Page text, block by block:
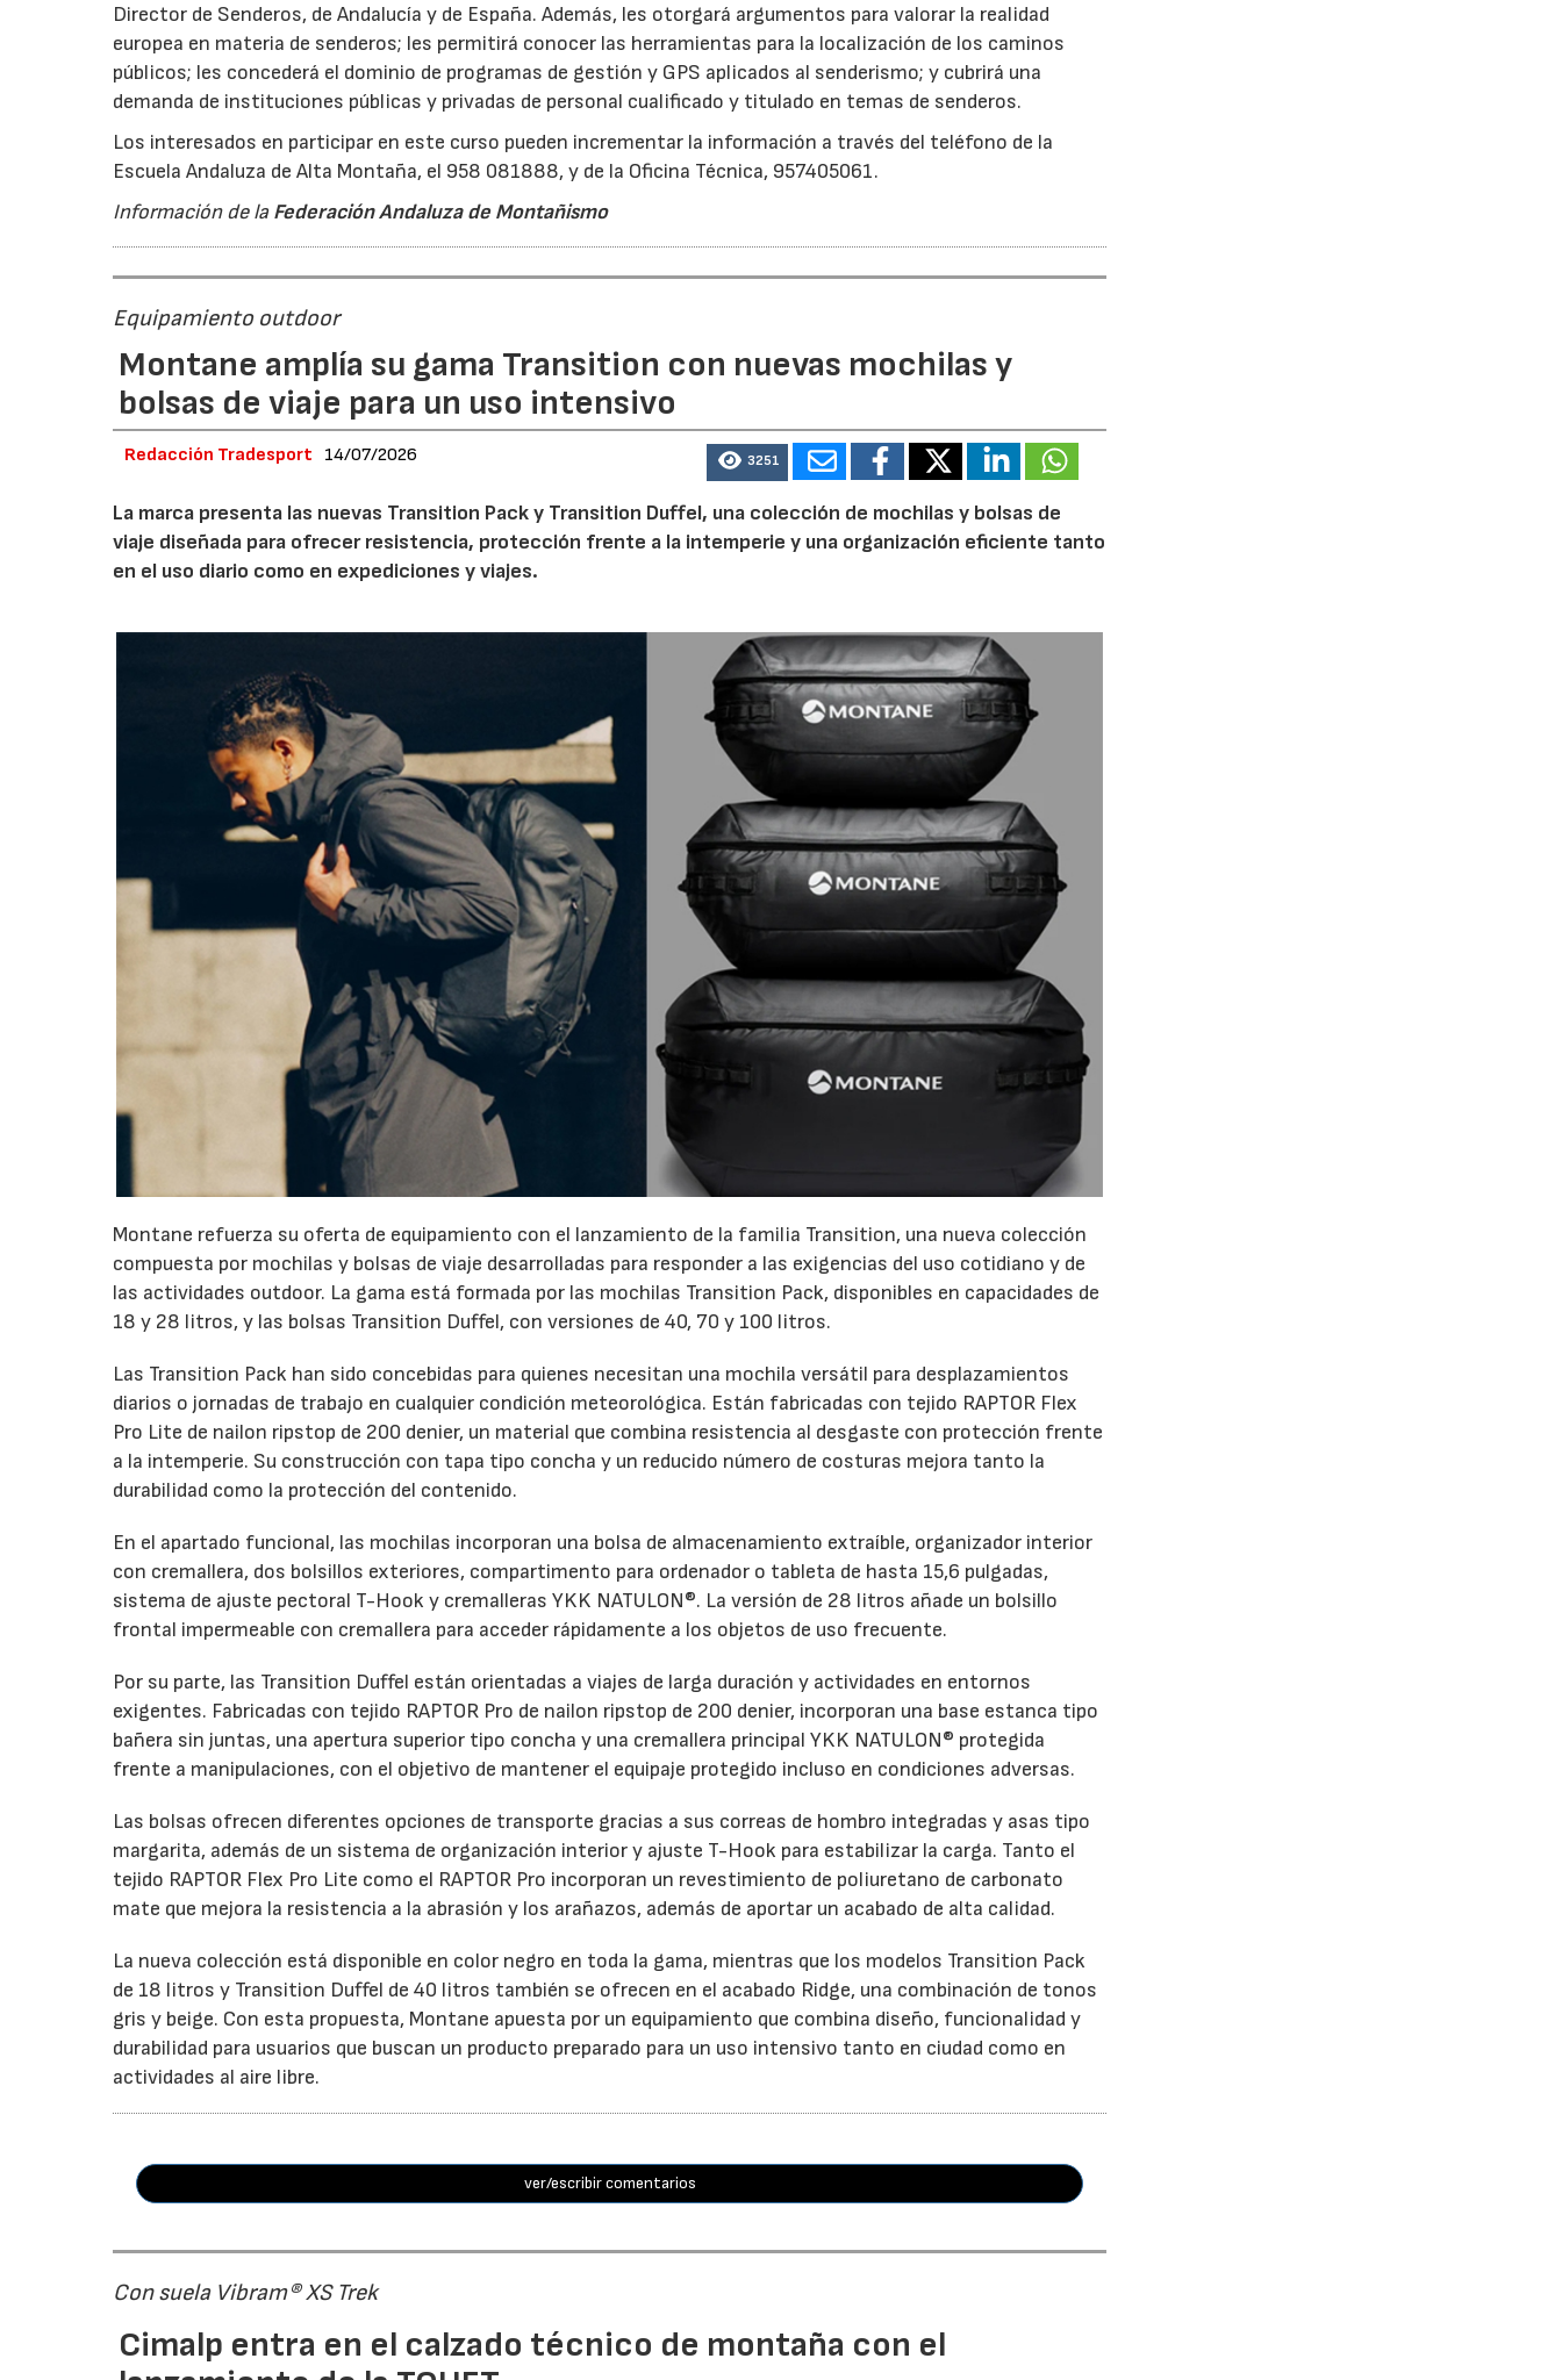
Director de Senderos, de Andalucía y de España. Además, les otorgará argumentos para valorar la realidad
europea en materia de senderos; les permitirá conocer las herramientas para la localización de los caminos
públicos; les concederá el dominio de programas de gestión y GPS aplicados al senderismo; y cubrirá una
demanda de instituciones públicas y privadas de personal cualificado y titulado en temas de senderos.
Los interesados en participar en este curso pueden incrementar la información a través del teléfono de la
Escuela Andaluza de Alta Montaña, el 958 081888, y de la Oficina Técnica, 957405061.
Información de la Federación Andaluza de Montañismo
Equipamiento outdoor
Montane amplía su gama Transition con nuevas mochilas y
bolsas de viaje para un uso intensivo
Redacción Tradesport 14/07/2026 3251
La marca presenta las nuevas Transition Pack y Transition Duffel, una colección de mochilas y bolsas de
viaje diseñada para ofrecer resistencia, protección frente a la intemperie y una organización eficiente tanto
en el uso diario como en expediciones y viajes.
Montane refuerza su oferta de equipamiento con el lanzamiento de la familia Transition, una nueva colección
compuesta por mochilas y bolsas de viaje desarrolladas para responder a las exigencias del uso cotidiano y de
las actividades outdoor. La gama está formada por las mochilas Transition Pack, disponibles en capacidades de
18 y 28 litros, y las bolsas Transition Duffel, con versiones de 40, 70 y 100 litros.
Las Transition Pack han sido concebidas para quienes necesitan una mochila versátil para desplazamientos
diarios o jornadas de trabajo en cualquier condición meteorológica. Están fabricadas con tejido RAPTOR Flex
Pro Lite de nailon ripstop de 200 denier, un material que combina resistencia al desgaste con protección frente
a la intemperie. Su construcción con tapa tipo concha y un reducido número de costuras mejora tanto la
durabilidad como la protección del contenido.
En el apartado funcional, las mochilas incorporan una bolsa de almacenamiento extraíble, organizador interior
con cremallera, dos bolsillos exteriores, compartimento para ordenador o tableta de hasta 15,6 pulgadas,
sistema de ajuste pectoral T-Hook y cremalleras YKK NATULON®. La versión de 28 litros añade un bolsillo
frontal impermeable con cremallera para acceder rápidamente a los objetos de uso frecuente.
Por su parte, las Transition Duffel están orientadas a viajes de larga duración y actividades en entornos
exigentes. Fabricadas con tejido RAPTOR Pro de nailon ripstop de 200 denier, incorporan una base estanca tipo
bañera sin juntas, una apertura superior tipo concha y una cremallera principal YKK NATULON® protegida
frente a manipulaciones, con el objetivo de mantener el equipaje protegido incluso en condiciones adversas.
Las bolsas ofrecen diferentes opciones de transporte gracias a sus correas de hombro integradas y asas tipo
margarita, además de un sistema de organización interior y ajuste T-Hook para estabilizar la carga. Tanto el
tejido RAPTOR Flex Pro Lite como el RAPTOR Pro incorporan un revestimiento de poliuretano de carbonato
mate que mejora la resistencia a la abrasión y los arañazos, además de aportar un acabado de alta calidad.
La nueva colección está disponible en color negro en toda la gama, mientras que los modelos Transition Pack
de 18 litros y Transition Duffel de 40 litros también se ofrecen en el acabado Ridge, una combinación de tonos
gris y beige. Con esta propuesta, Montane apuesta por un equipamiento que combina diseño, funcionalidad y
durabilidad para usuarios que buscan un producto preparado para un uso intensivo tanto en ciudad como en
actividades al aire libre.
ver/escribir comentarios
Con suela Vibram® XS Trek
Cimalp entra en el calzado técnico de montaña con el